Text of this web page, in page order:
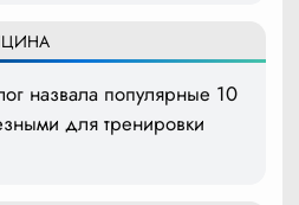
назвала популярные 10
для тренировки